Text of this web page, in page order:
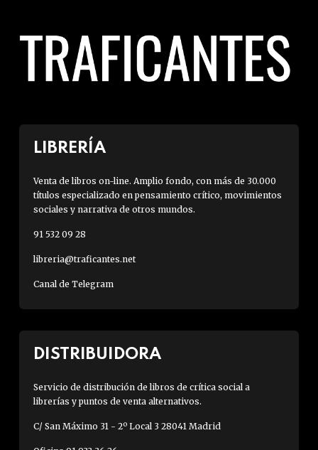
LIBRERÍA
Venta de libros on-line. Amplio fondo, con más de 30.000
títulos especializado en pensamiento crítico, movimientos
sociales y narrativa de otros mundos.
91 532 09 28
libreria@traficantes.net
Canal de Telegram
DISTRIBUIDORA
Servicio de distribución de libros de crítica social a
librerías y puntos de venta alternativos.
C/ San Máximo 31 - 2º Local 3 28041 Madrid